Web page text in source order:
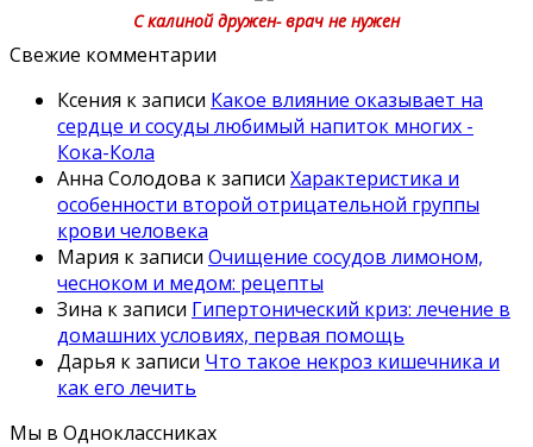
С калиной дружен- врач не нужен
Свежие комментарии
Ксения к записи Какое влияние оказывает на
сердце и сосуды любимый напиток многих -
Кока-Кола
Анна Солодова к записи Характеристика и
особенности второй отрицательной группы
крови человека
Мария к записи Очищение сосудов лимоном,
чесноком и медом: рецепты
Зина к записи Гипертонический криз: лечение в
домашних условиях, первая помощь
Дарья к записи Что такое некроз кишечника и
как его лечить
Мы в Одноклассниках